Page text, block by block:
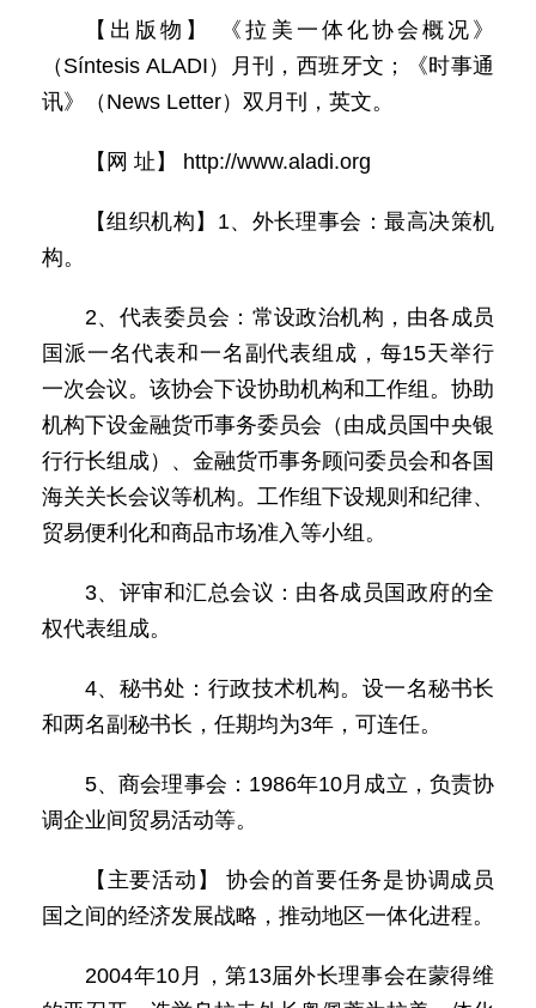
【出版物】 《拉美一体化协会概况》
（Síntesis ALADI）月刊，西班牙文；《时事通
讯》（News Letter）双月刊，英文。
【网 址】 http://www.aladi.org
【组织机构】1、外长理事会：最高决策机
构。
2、代表委员会：常设政治机构，由各成员
国派一名代表和一名副代表组成，每15天举行
一次会议。该协会下设协助机构和工作组。协助
机构下设金融货币事务委员会（由成员国中央银
行行长组成）、金融货币事务顾问委员会和各国
海关关长会议等机构。工作组下设规则和纪律、
贸易便利化和商品市场准入等小组。
3、评审和汇总会议：由各成员国政府的全
权代表组成。
4、秘书处：行政技术机构。设一名秘书长
和两名副秘书长，任期均为3年，可连任。
5、商会理事会：1986年10月成立，负责协
调企业间贸易活动等。
【主要活动】 协会的首要任务是协调成员
国之间的经济发展战略，推动地区一体化进程。
2004年10月，第13届外长理事会在蒙得维